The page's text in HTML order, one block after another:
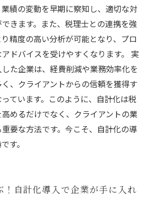
績の変動を早期に察知し、適切な対
きます。また、税理士との連携を強
精度の高い分析が可能となり、プロ
ドバイスを受けやすくなります。 実
た企業は、経費削減や業務効率化を
、クライアントからの信頼を獲得す
ています。このように、自計化は税
めるだけでなく、クライアントの業
要な方法です。今こそ、自計化の導
す。
！自計化導入で企業が手に入れ